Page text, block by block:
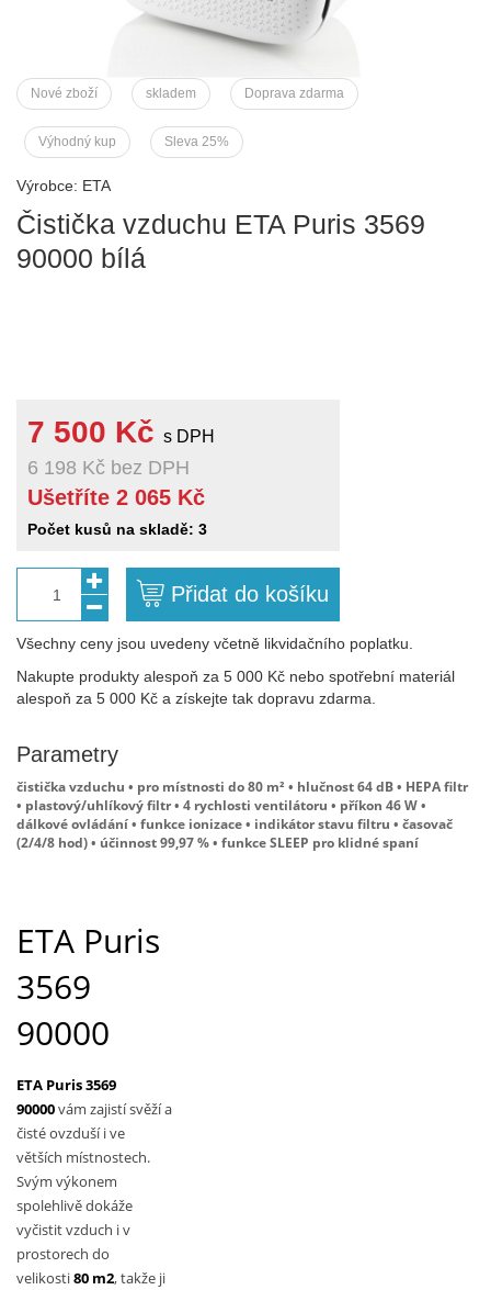
Nové zboží skladem Doprava zdarma
Výhodný kup Sleva 25%
Výrobce: ETA
Čistička vzduchu ETA Puris 3569
90000 bílá
7 500 Kč s DPH
6 198 Kč bez DPH
Ušetříte 2 065 Kč
Počet kusů na skladě: 3
1 Přidat do košíku
Všechny ceny jsou uvedeny včetně likvidačního poplatku.
Nakupte produkty alespoň za 5 000 Kč nebo spotřební materiál
alespoň za 5 000 Kč a získejte tak dopravu zdarma.
Parametry
čistička vzduchu • pro místnosti do 80 m² • hlučnost 64 dB • HEPA filtr
• plastový/uhlíkový filtr • 4 rychlosti ventilátoru • příkon 46 W •
dálkové ovládání • funkce ionizace • indikátor stavu filtru • časovač
(2/4/8 hod) • účinnost 99,97 % • funkce SLEEP pro klidné spaní
ETA Puris
3569
90000
ETA Puris 3569
90000vám zajistí svěží a
čisté ovzduší i ve
větších místnostech.
Svým výkonem
spolehlivě dokáže
vyčistit vzduch i v
prostorech do
velikosti80 m2, takže ji